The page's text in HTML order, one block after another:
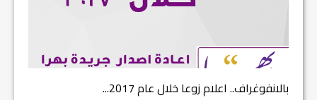
بالانفوغراف.. اعلام زوعا خلال عام 2017...